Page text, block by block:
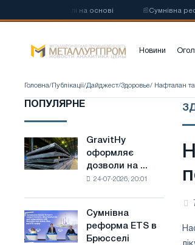
сталі на основі Сумнівна
Новини
Головна/ Публікації/Дайджест/Здоровье/ Нафталан та
ПОПУЛЯРНЕ
GravitHy
оформляє
дозволи
з
виробництва
GravitHy
оформляє
дозволи на ...
24-07-2026, 20:01
Сумнівна
реформа
ETS
Сумнівна
реформа ETS в
Брюсселі